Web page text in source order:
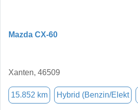
Mazda CX-60
Xanten, 46509
15.852 km Hybrid (Benzin/Elekt